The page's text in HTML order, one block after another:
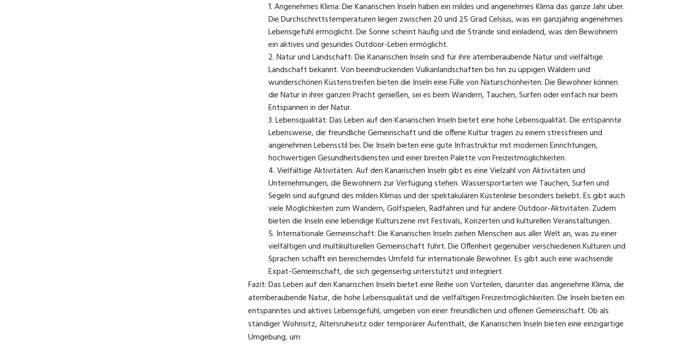
Angenehmes Klima: Die Kanarischen Inseln haben ein mildes und angenehmes Klima das ganze Jahr über.
Die Durchschnittstemperaturen liegen zwischen 20 und 25 Grad Celsius, was ein ganzjährig angenehmes
Lebensgefühl ermöglicht. Die Sonne scheint häufig und die Strände sind einladend, was den Bewohnern
ein aktives und gesundes Outdoor-Leben ermöglicht.
Natur und Landschaft: Die Kanarischen Inseln sind für ihre atemberaubende Natur und vielfältige
Landschaft bekannt. Von beeindruckenden Vulkanlandschaften bis hin zu üppigen Wäldern und
wunderschönen Küstenstreifen bieten die Inseln eine Fülle von Naturschönheiten. Die Bewohner können
die Natur in ihrer ganzen Pracht genießen, sei es beim Wandern, Tauchen, Surfen oder einfach nur beim
Entspannen in der Natur.
Lebensqualität: Das Leben auf den Kanarischen Inseln bietet eine hohe Lebensqualität. Die entspannte
Lebensweise, die freundliche Gemeinschaft und die offene Kultur tragen zu einem stressfreien und
angenehmen Lebensstil bei. Die Inseln bieten eine gute Infrastruktur mit modernen Einrichtungen,
hochwertigen Gesundheitsdiensten und einer breiten Palette von Freizeitmöglichkeiten.
Vielfältige Aktivitäten: Auf den Kanarischen Inseln gibt es eine Vielzahl von Aktivitäten und
Unternehmungen, die Bewohnern zur Verfügung stehen. Wassersportarten wie Tauchen, Surfen und
Segeln sind aufgrund des milden Klimas und der spektakulären Küstenlinie besonders beliebt. Es gibt auch
viele Möglichkeiten zum Wandern, Golfspielen, Radfahren und für andere Outdoor-Aktivitäten. Zudem
bieten die Inseln eine lebendige Kulturszene mit Festivals, Konzerten und kulturellen Veranstaltungen.
Internationale Gemeinschaft: Die Kanarischen Inseln ziehen Menschen aus aller Welt an, was zu einer
vielfältigen und multikulturellen Gemeinschaft führt. Die Offenheit gegenüber verschiedenen Kulturen und
Sprachen schafft ein bereicherndes Umfeld für internationale Bewohner. Es gibt auch eine wachsende
Expat-Gemeinschaft, die sich gegenseitig unterstützt und integriert.
Fazit: Das Leben auf den Kanarischen Inseln bietet eine Reihe von Vorteilen, darunter das angenehme Klima, die
atemberaubende Natur, die hohe Lebensqualität und die vielfältigen Freizeitmöglichkeiten. Die Inseln bieten ein
entspanntes und aktives Lebensgefühl, umgeben von einer freundlichen und offenen Gemeinschaft. Ob als
ständiger Wohnsitz, Altersruhesitz oder temporärer Aufenthalt, die Kanarischen Inseln bieten eine einzigartige
Umgebung, um